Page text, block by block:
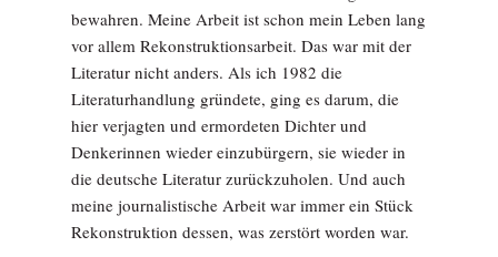
bewahren. Meine Arbeit ist schon mein Leben lang
vor allem Rekonstruktionsarbeit. Das war mit der
Literatur nicht anders. Als ich 1982 die
Literaturhandlung gründete, ging es darum, die
hier verjagten und ermordeten Dichter und
Denkerinnen wieder einzubürgern, sie wieder in
die deutsche Literatur zurückzuholen. Und auch
meine journalistische Arbeit war immer ein Stück
Rekonstruktion dessen, was zerstört worden war.